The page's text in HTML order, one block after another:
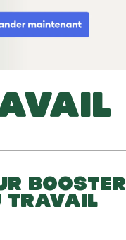
BOOSTER
TRAVAIL